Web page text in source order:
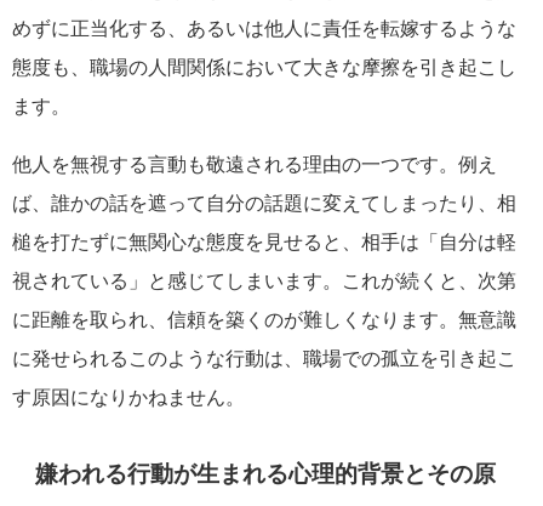
めずに正当化する、あるいは他人に責任を転嫁するような
態度も、職場の人間関係において大きな摩擦を引き起こし
ます。
他人を無視する言動も敬遠される理由の一つです。例え
ば、誰かの話を遮って自分の話題に変えてしまったり、相
槌を打たずに無関心な態度を見せると、相手は「自分は軽
視されている」と感じてしまいます。これが続くと、次第
に距離を取られ、信頼を築くのが難しくなります。無意識
に発せられるこのような行動は、職場での孤立を引き起こ
す原因になりかねません。
嫌われる行動が生まれる心理的背景とその原